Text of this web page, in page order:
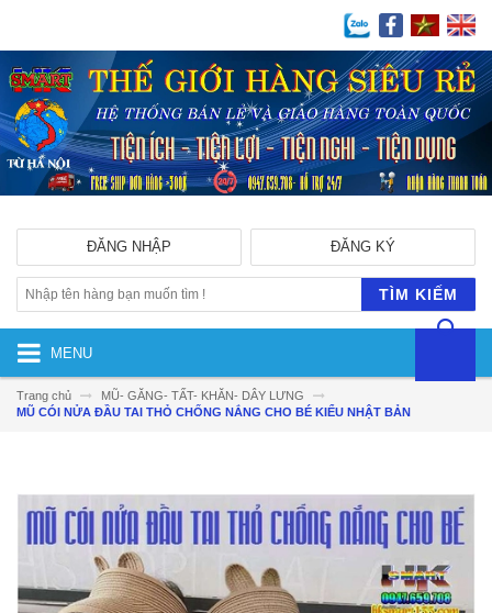
ĐĂNG KÝ
ĐĂNG NHẬP
TÌM KIẾM
MENU
Trang chủ
MŨ- GĂNG- TẤT- KHĂN- DÂY LƯNG
MŨ CÓI NỬA ĐẦU TAI THỎ CHỐNG NẮNG CHO BÉ KIỂU NHẬT BẢN